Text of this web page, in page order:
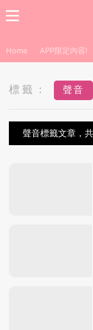
Home APP限定內容!
標籤： 聲音
聲音標籤文章，